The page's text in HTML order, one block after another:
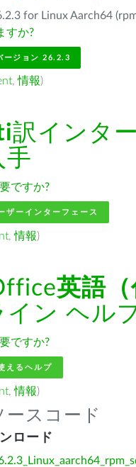
for Linux Aarch64
すか?
ージョン 26.2.3
,情報)
訳インタ
手
ですか?
ザーインターフェース
,情報)
英語（
イン ヘル
ですか?
えるヘルプ
,情報)
ースコード
ロード